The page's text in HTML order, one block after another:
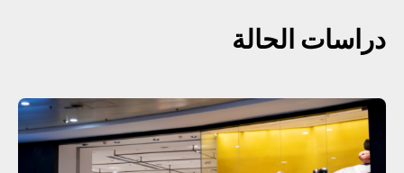
دراسات الحالة